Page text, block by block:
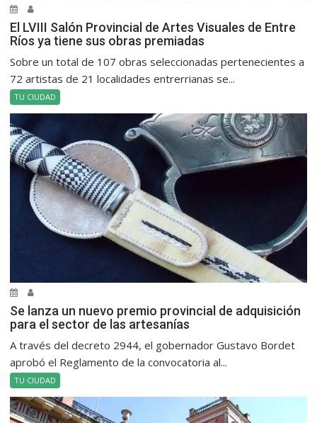
El LVIII Salón Provincial de Artes Visuales de Entre
Ríos ya tiene sus obras premiadas
Sobre un total de 107 obras seleccionadas pertenecientes a
72 artistas de 21 localidades entrerrianas se...
TU CIUDAD
Se lanza un nuevo premio provincial de adquisición
para el sector de las artesanías
A través del decreto 2944, el gobernador Gustavo Bordet
aprobó el Reglamento de la convocatoria al...
TU CIUDAD